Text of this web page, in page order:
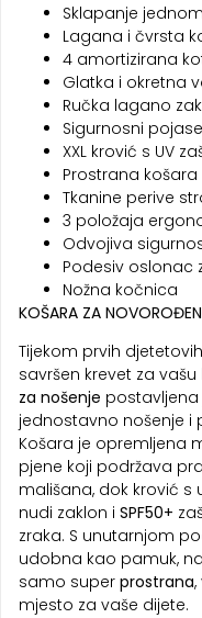
Sklapanje
Lagana i čvrsta
4 amortizirana
Glatka i okretna
Ručka lagano
Sigurnosni
XXL krović s UV
Prostrana
Tkanine perive
3 položaja
Odvojiva
Podesiv oslonac
Nožna kočnica
KOŠARA ZA
Tijekom prvih
savršen krevet za
za nošenje postavljena
jednostavno nošenje i
Košara je opremljena
pjene koji podržava
mališana, dok krović
nudi zaklon i SPF50+
zraka. S unutarnjom
udobna kao pamuk,
samo super prostrana
mjesto za vaše dijete.